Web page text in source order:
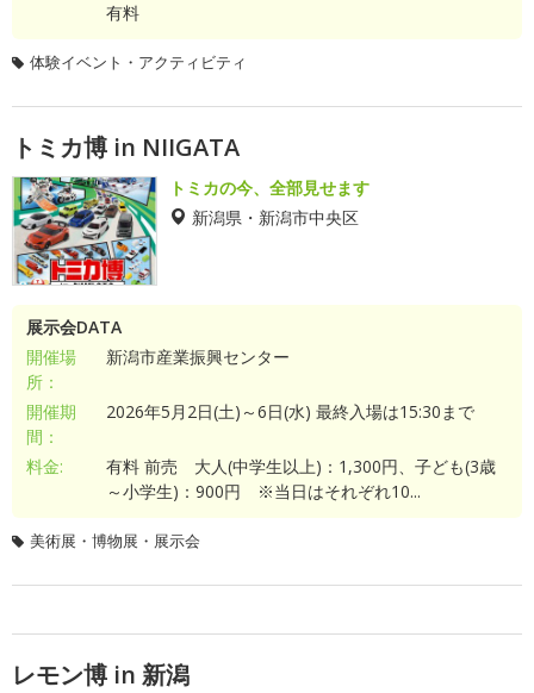
有料
体験イベント・アクティビティ
トミカ博 in NIIGATA
トミカの今、全部見せます
新潟県・新潟市中央区
展示会DATA
開催場
所：
新潟市産業振興センター
開催期
間：
2026年5月2日(土)～6日(水) 最終入場は15:30まで
料金:
有料 前売 大人(中学生以上)：1,300円、子ども(3歳
～小学生)：900円 ※当日はそれぞれ10...
美術展・博物展・展示会
レモン博 in 新潟